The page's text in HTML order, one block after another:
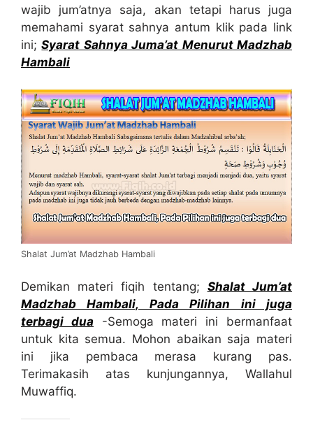
wajib jum’atnya saja, akan tetapi harus juga
memahami syarat sahnya antum klik pada link
ini;Syarat Sahnya Juma’at Menurut Madzhab
Hambali
Shalat Jum’at Madzhab Hambali
Demikan materi fiqih tentang; Shalat Jum’at
Madzhab Hambali, Pada Pilihan ini juga
terbagi dua-Semoga materi ini bermanfaat
untuk kita semua. Mohon abaikan saja materi
ini jika pembaca merasa kurang pas.
Terimakasih atas kunjungannya, Wallahul
Muwaffiq.